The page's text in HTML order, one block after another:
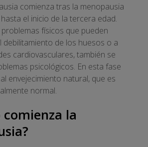
comienza tras la menopausia
el inicio de la tercera edad.
físicos que pueden
debilitamiento de los huesos o a
cardiovasculares, también se
psicológicos. En esta fase
envejecimiento natural, que es
normal.
comienza la